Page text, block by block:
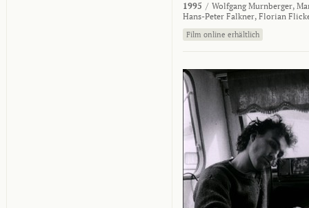
1995 / Wolfgang Murnberger,
Hans-Peter Falkner, Florian
Film online erhältlich